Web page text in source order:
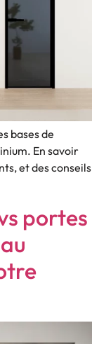
bases de
En savoir
et des conseils
portes